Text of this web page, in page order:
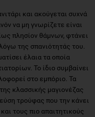
και ακούγεται συχνά
να μη γνωρίζετε είναι
πλησίον θάμνων, φτάνει
της σπανιότητάς του.
έλαια τα οποία
Το ίδιο συμβαίνει
στο εμπόριο. Τα
κλασσικής μαγιονέζας
τρούφας που την κάνει
τους πιο απαιτητικούς